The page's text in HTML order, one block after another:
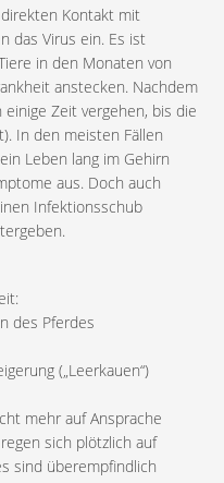
Kontakt mit
das Virus ein. Es ist
in den Monaten von
anstecken. Nachdem
Zeit vergehen, bis die
In den meisten Fällen
Leben lang im Gehirn
aus. Doch auch
Infektionsschub
des Pferdes
(„Leerkauen“)
mehr auf Ansprache
sich plötzlich auf
sind überempfindlich